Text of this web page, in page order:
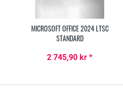
MICROSOFT OFFICE 2024 LTSC
STANDARD
2 745,90 kr *